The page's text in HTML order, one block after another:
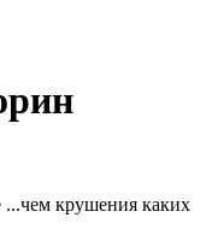
крушения каких